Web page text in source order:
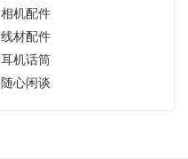
相机配件
线材配件
耳机话筒
随心闲谈